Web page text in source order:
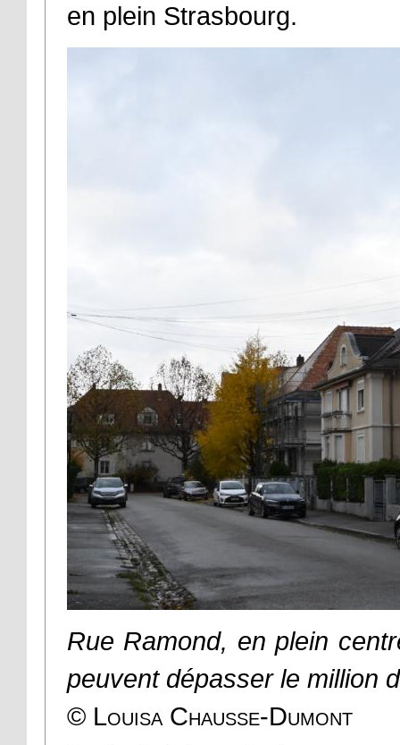
en plein Strasbourg.
Rue Ramond, en plein
peuvent dépasser le million
© Louisa Chausse-Dumont